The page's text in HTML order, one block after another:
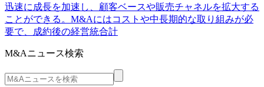
迅速に成長を加速し、顧客ベースや販売チャネルを拡大する
ことができる。M&Aにはコストや中長期的な取り組みが必
要で、成約後の経営統合計
M&Aニュース検索